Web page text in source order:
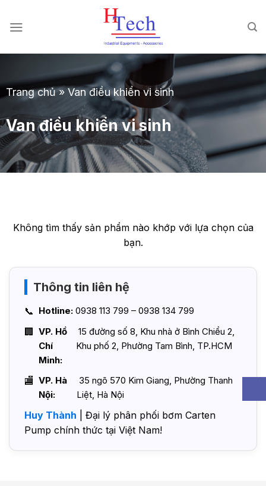
đến
dung
Trang chủ»Van điều khiển vi sinh
Van điều khiển vi sinh
Không tìm thấy sản phẩm nào khớp với lựa chọn của
bạn.
Thông tin liên hệ
Hotline: 0938 113 799 – 0938 134 799
VP. Hồ
Chí
Minh:
15 đường số 8, Khu nhà ở Bình Chiểu 2,
Khu phố 2, Phường Tam Bình, TP.HCM
VP. Hà
Nội:
35 ngõ 570 Kim Giang, Phường Thanh
Liệt, Hà Nội
Huy Thành | Đại lý phân phối bơm Carten
Pump chính thức tại Việt Nam!